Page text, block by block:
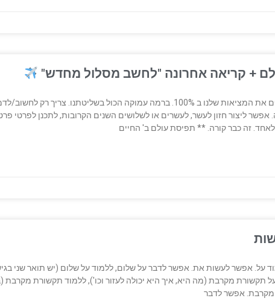
+ קריאה אחרונה "לחשב מסלול מחדש"
תפיסת עולם א' אנחנו יוצרים את המציאות שלנו ב 100%. ברמה עמוקה הכול בשליטתנו.
אפשר ליצור חזון לעשר, לעשרים או לשלושים השנים הקרובות, לתכנן לפרטי
זה כבר קורה. ** תפיסת עולם ב' החיים
על. אפשר לעשות את. אפשר לדבר על שלום, ללמוד על שלום (יש תואר שני
תקשורת מקרבת (מה היא, איך היא יכולה לעזור וכו'), ללמוד תקשורת מקרבת
מקרבת. אפשר לדבר